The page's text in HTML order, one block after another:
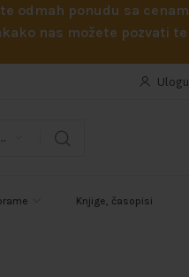
odmah ponudu sa
nas možete pozvati
Odaberi kategoriju
Knjige, časopisi